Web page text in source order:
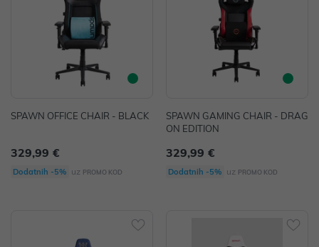
SPAWN OFFICE CHAIR - BLACK
329,99 €
Dodatnih -5% uz PROMO KOD
SPAWN GAMING CHAIR - DRAG
ON EDITION
329,99 €
Dodatnih -5% uz PROMO KOD